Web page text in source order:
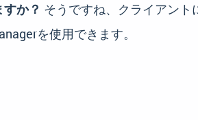
か？ そうですね、クライアン
を使用できます。